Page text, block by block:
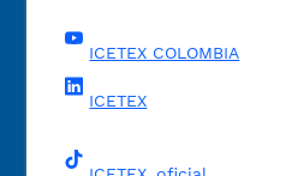
ICETEX COLOMBIA
ICETEX